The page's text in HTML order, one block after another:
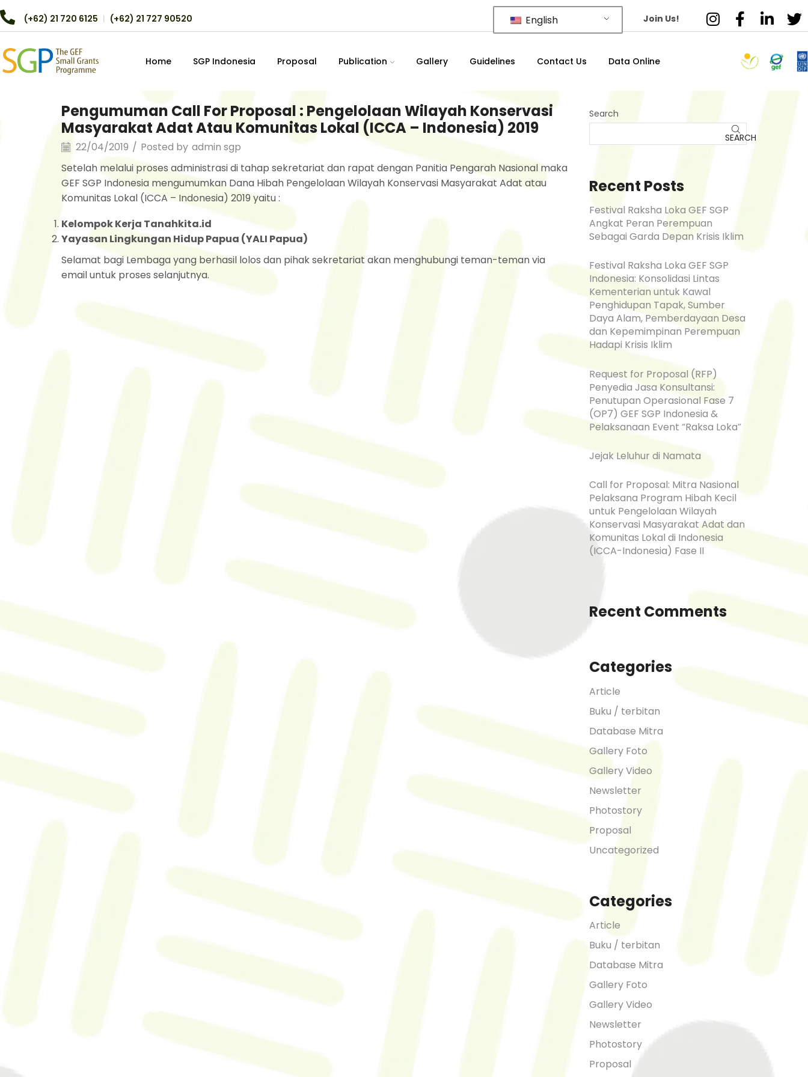
(+62) 21 720 6125 ︱ (+62) 21 727 90520 English Join Us!
Home SGP Indonesia Proposal Publication Gallery Guidelines Contact Us Data Online
Pengumuman Call For Proposal : Pengelolaan Wilayah Konservasi
Masyarakat Adat Atau Komunitas Lokal (ICCA – Indonesia) 2019
22/04/2019 / Posted by admin sgp
Setelah melalui proses administrasi di tahap sekretariat dan rapat dengan Panitia Pengarah Nasional maka
GEF SGP Indonesia mengumumkan Dana Hibah Pengelolaan Wilayah Konservasi Masyarakat Adat atau
Komunitas Lokal (ICCA – Indonesia) 2019 yaitu :
Kelompok Kerja Tanahkita.id
Yayasan Lingkungan Hidup Papua (YALI Papua)
Selamat bagi Lembaga yang berhasil lolos dan pihak sekretariat akan menghubungi teman-teman via
email untuk proses selanjutnya.
Search
SEARCH
Recent Posts
Festival Raksha Loka GEF SGP
Angkat Peran Perempuan
Sebagai Garda Depan Krisis Iklim
Festival Raksha Loka GEF SGP
Indonesia: Konsolidasi Lintas
Kementerian untuk Kawal
Penghidupan Tapak, Sumber
Daya Alam, Pemberdayaan Desa
dan Kepemimpinan Perempuan
Hadapi Krisis Iklim
Request for Proposal (RFP)
Penyedia Jasa Konsultansi:
Penutupan Operasional Fase 7
(OP7) GEF SGP Indonesia &
Pelaksanaan Event “Raksa Loka”
Jejak Leluhur di Namata
Call for Proposal: Mitra Nasional
Pelaksana Program Hibah Kecil
untuk Pengelolaan Wilayah
Konservasi Masyarakat Adat dan
Komunitas Lokal di Indonesia
(ICCA-Indonesia) Fase II
Recent Comments
Categories
Article
Buku / terbitan
Database Mitra
Gallery Foto
Gallery Video
Newsletter
Photostory
Proposal
Uncategorized
Categories
Article
Buku / terbitan
Database Mitra
Gallery Foto
Gallery Video
Newsletter
Photostory
Proposal